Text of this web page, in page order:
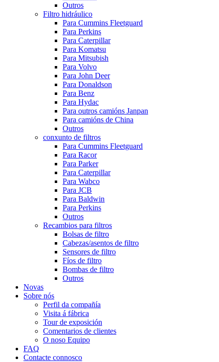
Outros
Filtro hidráulico
Para Cummins Fleetguard
Para Perkins
Para Caterpillar
Para Komatsu
Para Mitsubish
Para Volvo
Para John Deer
Para Donaldson
Para Benz
Para Hydac
Para outros camións Janpan
Para camións de China
Outros
conxunto de filtros
Para Cummins Fleetguard
Para Racor
Para Parker
Para Caterpillar
Para Wabco
Para JCB
Para Baldwin
Para Perkins
Outros
Recambios para filtros
Bolsas de filtro
Cabezas/asentos de filtro
Sensores de filtro
Fíos de filtro
Bombas de filtro
Outros
Novas
Sobre nós
Perfil da compañía
Visita á fábrica
Tour de exposición
Comentarios de clientes
O noso Equipo
FAQ
Contacte connosco